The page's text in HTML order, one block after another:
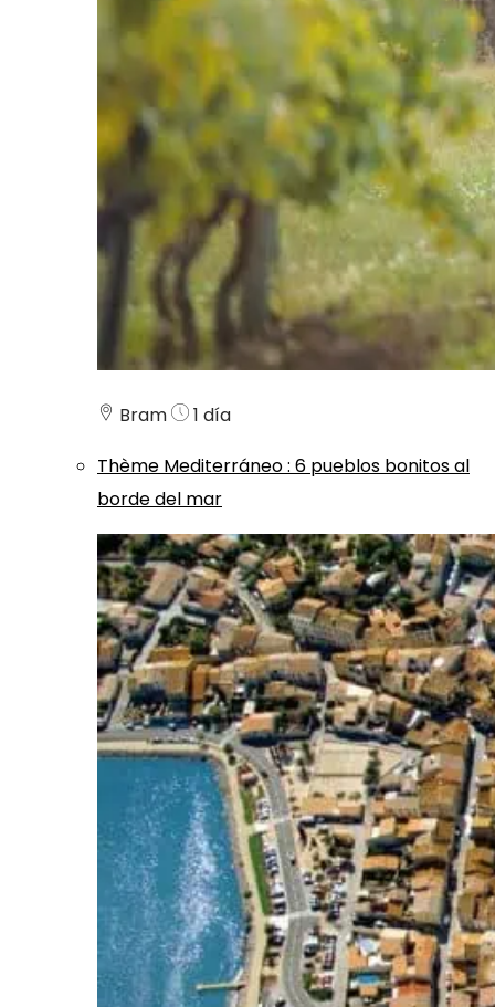
Bram
1 día
Thème Mediterráneo: 6 pueblos bonitos al
borde del mar